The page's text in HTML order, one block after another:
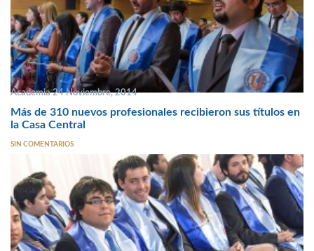
Academia 24 Noviembre, 2014
Más de 310 nuevos profesionales recibieron sus títulos en
la Casa Central
SIN COMENTARIOS